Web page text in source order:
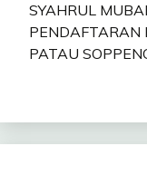
SYAHRUL
PENDAFTARAN
PATAU